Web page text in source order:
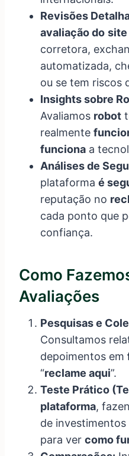
Revisões
avaliação do site
corretora,
automatizada,
ou se tem riscos
Insights sobre
Avaliamos robot
realmente
funciona a
Análises de
plataforma é
reputação no
cada ponto que
confiança.
Como
Avaliações
Pesquisas e
Consultamos
depoimentos em
“reclame aqui”.
Teste Prático
plataforma,
de
para ver como